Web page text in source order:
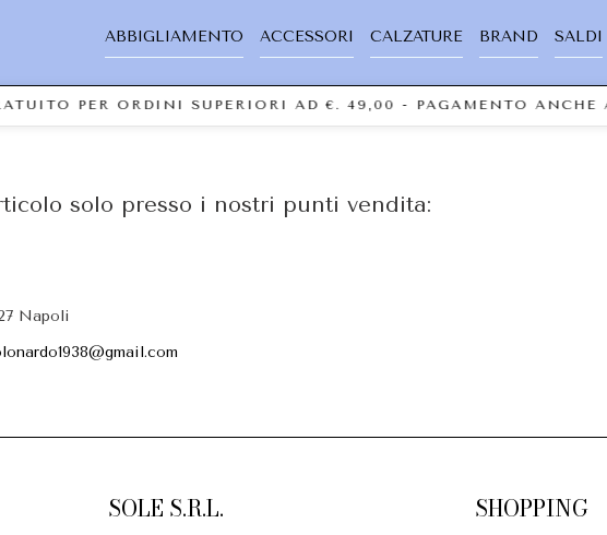
ABBIGLIAMENTO ACCESSORI CALZATURE BRAND SALDI
PER ORDINI SUPERIORI AD €. 49,00 - PAGAMENTO ANCHE
solo presso i nostri punti vendita:
Napoli
SOLE S.R.L. SHOPPING